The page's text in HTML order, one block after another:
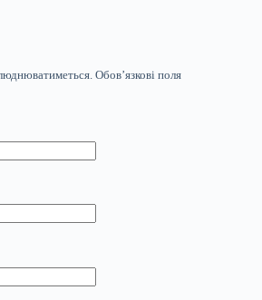
Обов’язкові поля